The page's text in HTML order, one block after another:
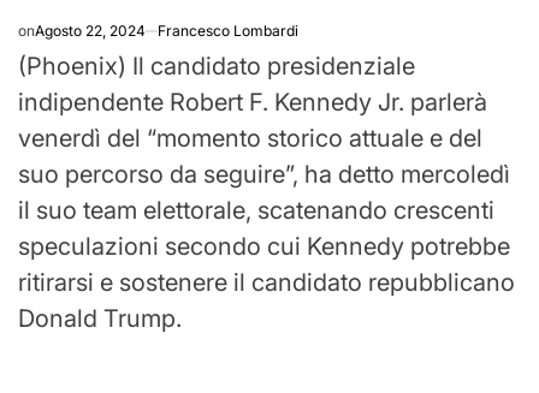
onAgosto 22, 2024 Francesco Lombardi
(Phoenix) Il candidato presidenziale
indipendente Robert F. Kennedy Jr. parlerà
venerdì del “momento storico attuale e del
suo percorso da seguire”, ha detto mercoledì
il suo team elettorale, scatenando crescenti
speculazioni secondo cui Kennedy potrebbe
ritirarsi e sostenere il candidato repubblicano
Donald Trump.